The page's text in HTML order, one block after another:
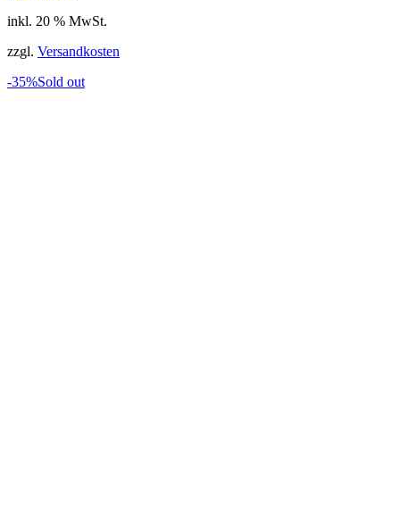
€ 115,43€ 75,04.
inkl. 20 % MwSt.
zzgl. Versandkosten
-35%Sold out